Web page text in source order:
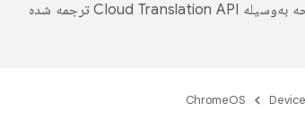
به‌وسیله
ترجمه شده
ChromeOS